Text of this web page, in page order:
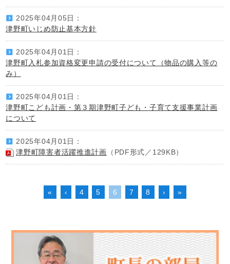
2025年04月05日：
津野町いじめ防止基本方針
2025年04月01日：
津野町入札参加資格変更申請の受付について（物品の購入等の
み）
2025年04月01日：
津野町こども計画・第３期津野町子ども・子育て支援事業計画
について
2025年04月01日：
津野町障害者活躍推進計画 （PDF形式／129KB）
« ‹ 4 5 6 7 8 › »